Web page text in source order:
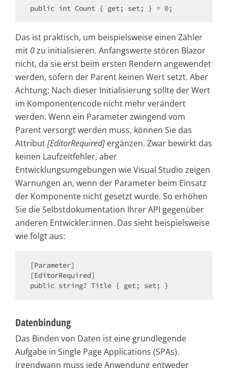
Das ist praktisch, um beispielsweise einen Zähler
mit 0zu initialisieren. Anfangswerte stören Blazor
nicht, da sie erst beim ersten Rendern angewendet
werden, sofern der Parent keinen Wert setzt. Aber
Achtung: Nach dieser Initialisierung sollte der Wert
im Komponentencode nicht mehr verändert
werden. Wenn ein Parameter zwingend vom
Parent versorgt werden muss, können Sie das
Attribut[EditorRequired] ergänzen. Zwar bewirkt das
keinen Laufzeitfehler, aber
Entwicklungsumgebungen wie Visual Studio zeigen
Warnungen an, wenn der Parameter beim Einsatz
der Komponente nicht gesetzt wurde. So erhöhen
Sie die Selbstdokumentation Ihrer API gegenüber
anderen Entwickler:innen. Das sieht beispielsweise
wie folgt aus:
[Parameter]
[EditorRequired]
Datenbindung
Das Binden von Daten ist eine grundlegende
Aufgabe in Single Page Applications (SPAs).
Irgendwann muss jede Anwendung entweder